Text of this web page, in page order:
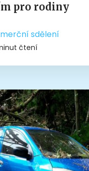
pro rodiny
sdělení
čtení